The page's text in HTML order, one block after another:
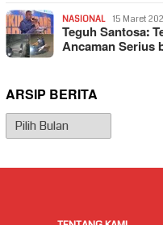
NASIONAL 15 Maret
Teguh Santosa:
Ancaman Serius
ARSIP BERITA
Arsip
Berita